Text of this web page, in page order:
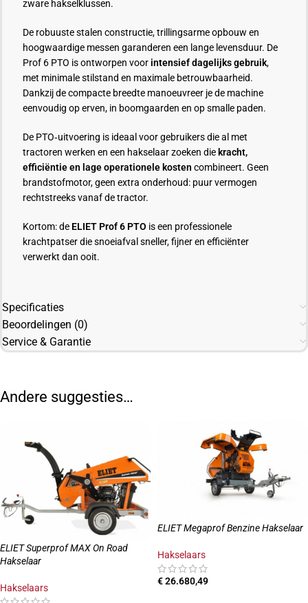
zware hakselklussen.
De robuuste stalen constructie, trillingsarme opbouw en
hoogwaardige messen garanderen een lange levensduur. De
Prof 6 PTO is ontworpen voorintensief dagelijks gebruik,
met minimale stilstand en maximale betrouwbaarheid.
Dankzij de compacte breedte manoeuvreer je de machine
eenvoudig op erven, in boomgaarden en op smalle paden.
De PTO‑uitvoering is ideaal voor gebruikers die al met
tractoren werken en een hakselaar zoeken die kracht,
efficiëntie en lage operationele kosten combineert. Geen
brandstofmotor, geen extra onderhoud: puur vermogen
rechtstreeks vanaf de tractor.
Kortom: de ELIET Prof 6 PTO is een professionele
krachtpatser die snoeiafval sneller, fijner en efficiënter
verwerkt dan ooit.
Specificaties
Beoordelingen (0)
Service & Garantie
Andere suggesties…
ELIET Superprof MAX On Road
Hakselaar
Hakselaars
ELIET Megaprof Benzine Hakselaar
Hakselaars
€26.680,49